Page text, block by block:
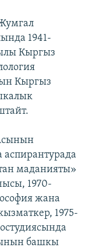
1941-
Кыргыз
Кыргыз
аспирантурада
маданияты»
1970-
жана
1975-
башкы